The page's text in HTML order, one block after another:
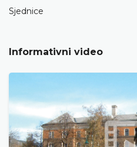
Sjednice
Informativni video